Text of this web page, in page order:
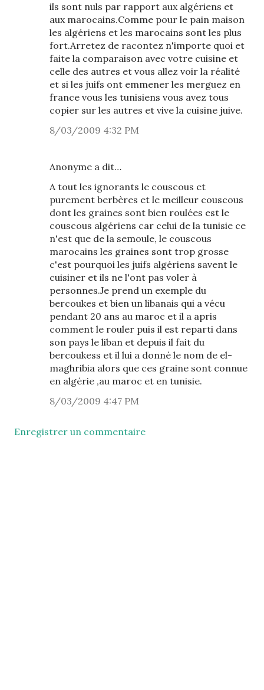
ils sont nuls par rapport aux algériens et
aux marocains.Comme pour le pain maison
les algériens et les marocains sont les plus
fort.Arretez de racontez n'importe quoi et
faite la comparaison avec votre cuisine et
celle des autres et vous allez voir la réalité
et si les juifs ont emmener les merguez en
france vous les tunisiens vous avez tous
copier sur les autres et vive la cuisine juive.
8/03/2009 4:32 PM
Anonyme a dit…
A tout les ignorants le couscous et
purement berbères et le meilleur couscous
dont les graines sont bien roulées est le
couscous algériens car celui de la tunisie ce
n'est que de la semoule, le couscous
marocains les graines sont trop grosse
c'est pourquoi les juifs algériens savent le
cuisiner et ils ne l'ont pas voler à
personnes.Je prend un exemple du
bercoukes et bien un libanais qui a vécu
pendant 20 ans au maroc et il a apris
comment le rouler puis il est reparti dans
son pays le liban et depuis il fait du
bercoukess et il lui a donné le nom de el-
maghribia alors que ces graine sont connue
en algérie ,au maroc et en tunisie.
8/03/2009 4:47 PM
Enregistrer un commentaire